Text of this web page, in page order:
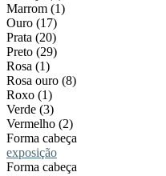
Marrom (1)
Ouro (17)
Prata (20)
Preto (29)
Rosa (1)
Rosa ouro (8)
Roxo (1)
Verde (3)
Vermelho (2)
Forma cabeça
exposição
Forma cabeça